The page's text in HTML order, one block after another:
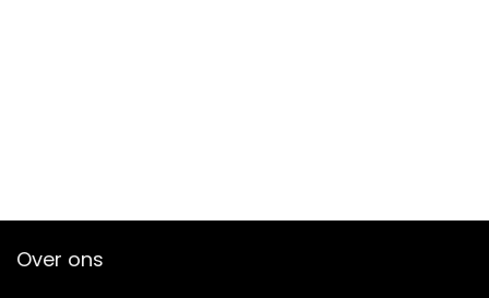
Over ons